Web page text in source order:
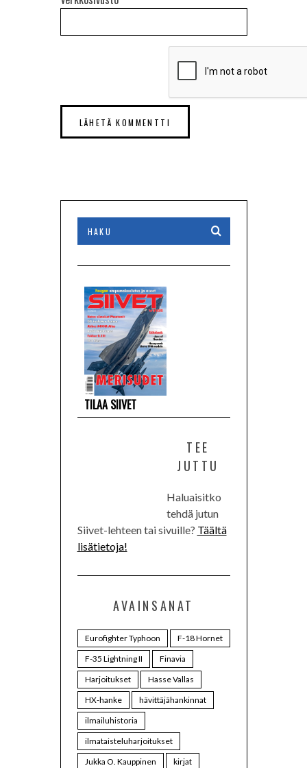
TILAA SIIVET
TEE
JUTTU
Haluaisitko
tehdä jutun
Siivet-lehteen tai sivuille? Täältä
lisätietoja!
AVAINSANAT
Eurofighter Typhoon
F-18 Hornet
F-35 Lightning II
Finavia
Harjoitukset
Hasse Vallas
HX-hanke
hävittäjähankinnat
ilmailuhistoria
ilmataisteluharjoitukset
Jukka O. Kauppinen
kirjat